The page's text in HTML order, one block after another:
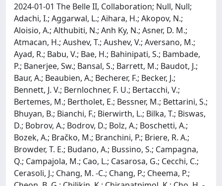
2024-01-01 The Belle II, Collaboration; Null, Null;
Adachi, I.; Aggarwal, L.; Aihara, H.; Akopov, N.;
Aloisio, A.; Althubiti, N.; Anh Ky, N.; Asner, D. M.;
Atmacan, H.; Aushev, T.; Aushev, V.; Aversano, M.;
Ayad, R.; Babu, V.; Bae, H.; Bahinipati, S.; Bambade,
P.; Banerjee, Sw.; Bansal, S.; Barrett, M.; Baudot, J.;
Baur, A.; Beaubien, A.; Becherer, F.; Becker, J.;
Bennett, J. V.; Bernlochner, F. U.; Bertacchi, V.;
Bertemes, M.; Bertholet, E.; Bessner, M.; Bettarini, S.;
Bhuyan, B.; Bianchi, F.; Bierwirth, L.; Bilka, T.; Biswas,
D.; Bobrov, A.; Bodrov, D.; Bolz, A.; Boschetti, A.;
Bozek, A.; Bračko, M.; Branchini, P.; Briere, R. A.;
Browder, T. E.; Budano, A.; Bussino, S.; Campagna,
Q.; Campajola, M.; Cao, L.; Casarosa, G.; Cecchi, C.;
Cerasoli, J.; Chang, M. -C.; Chang, P.; Cheema, P.;